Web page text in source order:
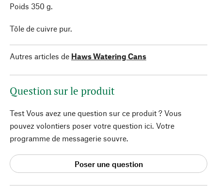
Poids 350 g.
Tôle de cuivre pur.
Autres articles de Haws Watering Cans
Question sur le produit
Test Vous avez une question sur ce produit ? Vous
pouvez volontiers poser votre question ici. Votre
programme de messagerie souvre.
Poser une question